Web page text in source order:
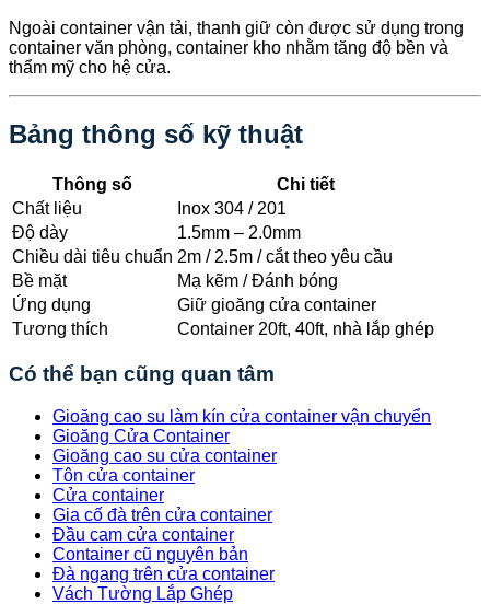
Ngoài container vận tải, thanh giữ còn được sử dụng trong
container văn phòng, container kho nhằm tăng độ bền và
thẩm mỹ cho hệ cửa.
Bảng thông số kỹ thuật
Thông số
Chi tiết
Chất liệu
Inox 304 / 201
Độ dày
1.5mm – 2.0mm
Chiều dài tiêu chuẩn 2m / 2.5m / cắt theo yêu cầu
Bề mặt
Mạ kẽm / Đánh bóng
Ứng dụng
Giữ gioăng cửa container
Tương thích
Container 20ft, 40ft, nhà lắp ghép
Có thể bạn cũng quan tâm
Gioăng cao su làm kín cửa container vận chuyển
Gioăng Cửa Container
Gioăng cao su cửa container
Tôn cửa container
Cửa container
Gia cố đà trên cửa container
Đầu cam cửa container
Container cũ nguyên bản
Đà ngang trên cửa container
Vách Tường Lắp Ghép